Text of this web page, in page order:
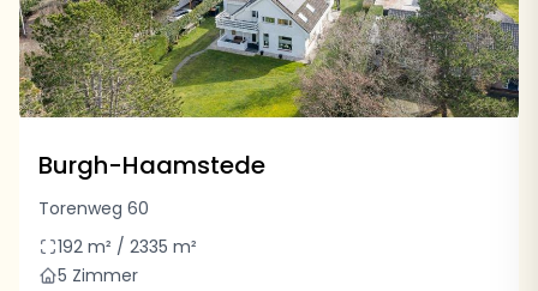
Burgh-Haamstede
Torenweg 60
192 m² / 2335 m²
5 Zimmer